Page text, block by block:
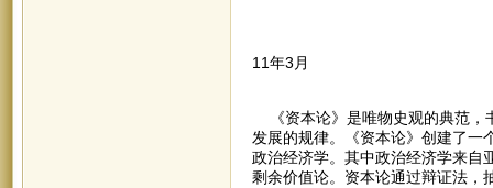
11年3月
《资本论》是唯物史观的典范，
发展的规律。《资本论》创建了一
政治经济学。其中政治经济学来自
剩余价值论。资本论通过辩证法，